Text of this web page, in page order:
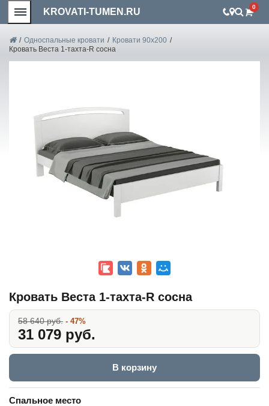
KROVATI-TUMEN.RU 0
/ Односпальные кровати / Кровати 90x200 /
Кровать Веста 1-тахта-R сосна
Кровать Веста 1-тахта-R сосна
58 640 руб. - 47%
31 079 руб.
В корзину
Спальное место